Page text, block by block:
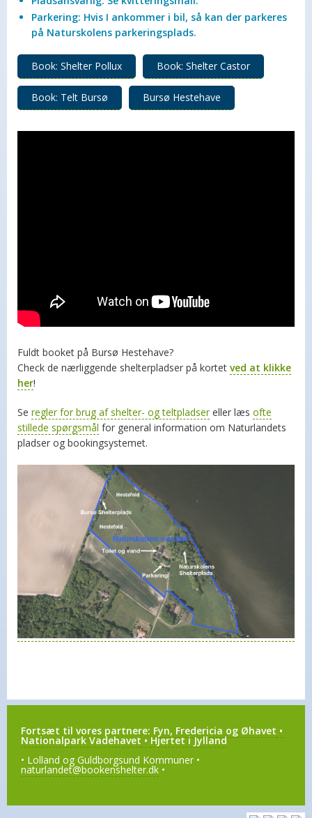
Parkering: Hvis I ankommer i bil, så kan der parkeres
på Naturskolens parkeringsplads.
Book: Shelter Pollux Book: Shelter Castor
Book: Telt Bursø Bursø Hestehave
Fuldt booket på Bursø Hestehave?
Check de nærliggende shelterpladser på kortet ved at klikke
her!
Se regler for brug af shelter- og teltpladsereller læs ofte
stillede spørgsmål for general information om Naturlandets
pladser og bookingsystemet.
Fortsæt til vores partnere: Fyn, Fredericia og Øhavet •
Nationalpark Vadehavet • Hjertet i Jylland
• Lolland og Guldborgsund Kommuner •
naturlandet@bookenshelter.dk •